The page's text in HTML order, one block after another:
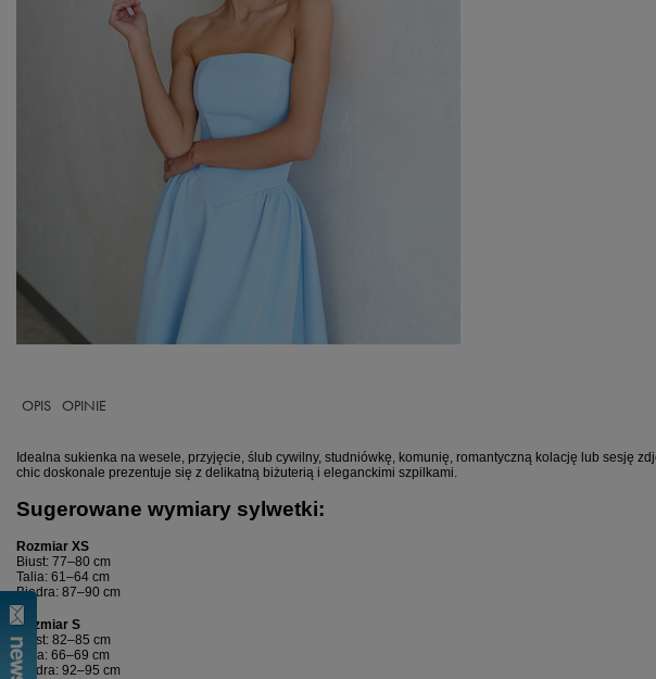
OPIS OPINIE
Idealna sukienka na wesele, przyjęcie, ślub cywilny, studniówkę, komunię, romantyczną kolację lub sesję
chic doskonale prezentuje się z delikatną biżuterią i eleganckimi szpilkami.
Sugerowane wymiary sylwetki:
Rozmiar XS
Biust: 77–80 cm
Talia: 61–64 cm
Biodra: 87–90 cm
Rozmiar S
Biust: 82–85 cm
Talia: 66–69 cm
Biodra: 92–95 cm